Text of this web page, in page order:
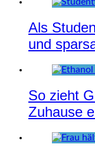
Als
und
So zieht
Zuhause